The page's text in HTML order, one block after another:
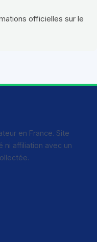
officielles sur le
en France. Site
ni affiliation avec un